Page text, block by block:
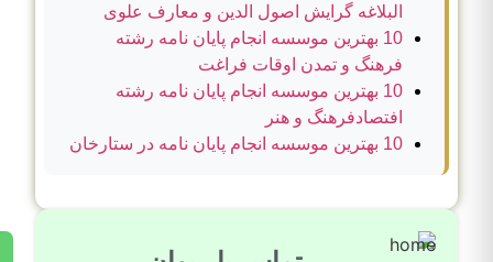
البلاغه گرایش اصول الدین و معارف علوی
10 بهترین موسسه انجام پایان نامه رشته
فرهنگ و تمدن اوقات فراغت
10 بهترین موسسه انجام پایان نامه رشته
افتصادفرهنگ و هنر
10 بهترین موسسه انجام پایان نامه در ستارخان